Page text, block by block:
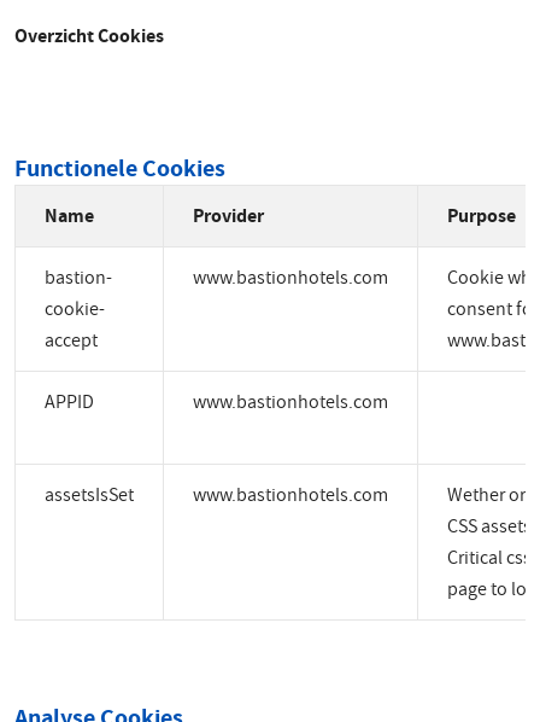
Overzicht Cookies
Functionele Cookies
Name Provider Purpose
bastion-
cookie-
accept
www.bastionhotels.com
Cookie
consent for
APPID www.bastionhotels.com
assetsIsSet www.bastionhotels.com
Wether or
CSS assets
Critical css
page to